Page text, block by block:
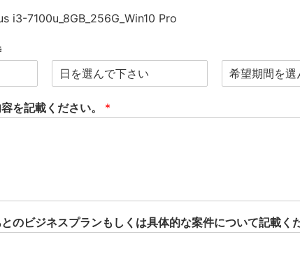
i3-7100u_8GB_256G_Win10 Pro
を記載ください。 *
のビジネスプランもしくは具体的な案件について記載く